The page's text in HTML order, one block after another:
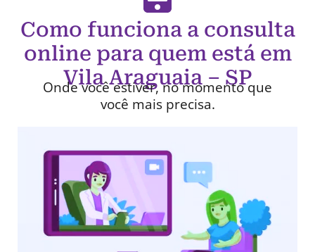
Como funciona a consulta
online para quem está em
Vila Araguaia – SP
Onde você estiver, no momento que
você mais precisa.